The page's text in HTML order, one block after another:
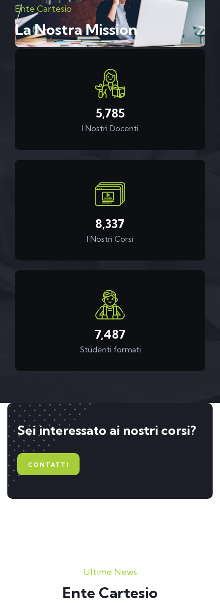
Ente Cartesio
La Nostra Mission
6,800
I Nostri Docenti
9,800
I Nostri Corsi
8,800
Studenti formati
Sei interessato ai nostri corsi?
CONTATTI
Ultime News
Ente Cartesio